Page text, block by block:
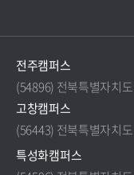
전주캠퍼스
(54896) 전북특별자치
고창캠퍼스
(56443) 전북특별자치
특성화캠퍼스